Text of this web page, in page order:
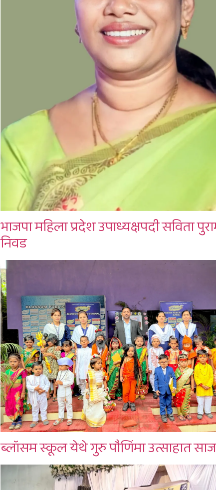
भाजपा महिला प्रदेश उपाध्यक्षपदी सविता
निवड
ब्लॉसम स्कूल येथे गुरु पौर्णिमा उत्साहात